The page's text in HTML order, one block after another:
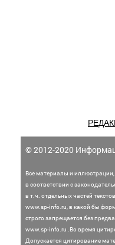
© 2012-2020
Все материалы и иллюстрации,
в соответствии с
в т.ч. отдельных частей
www.sp-info.ru, в какой бы
строго запрещается без
www.sp-info.ru .Во время
Допускается цитирование